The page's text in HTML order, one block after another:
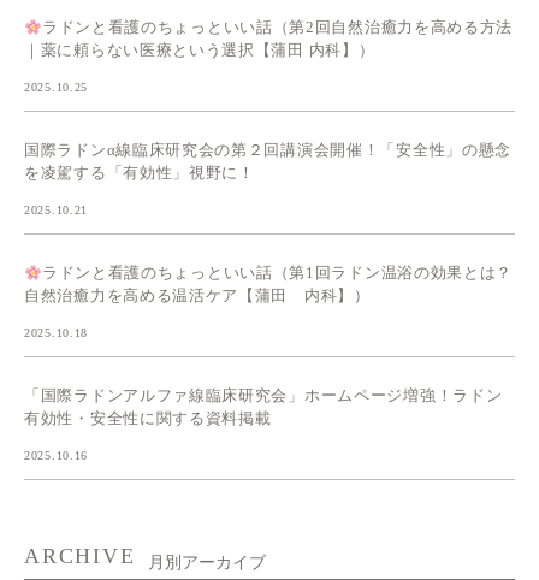
ラドンと看護のちょっといい話（第2回自然治癒力を高める方法
｜薬に頼らない医療という選択【蒲田 内科】）
2025.10.25
国際ラドンα線臨床研究会の第２回講演会開催！「安全性」の懸念
を凌駕する「有効性」視野に！
2025.10.21
ラドンと看護のちょっといい話（第1回ラドン温浴の効果とは？
自然治癒力を高める温活ケア【蒲田 内科】）
2025.10.18
「国際ラドンアルファ線臨床研究会」ホームページ増強！ラドン
有効性・安全性に関する資料掲載
2025.10.16
ARCHIVE 月別アーカイブ